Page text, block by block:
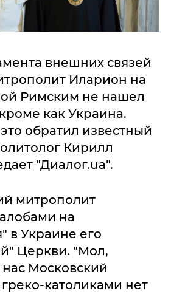
внешних связей
Иларион на
Римским не нашел
как Украина.
обратил известный
Кирилл
"Диалог.ua".
митрополит
на
в Украине его
Церкви. "Мол,
Московский
греко-католиками нет